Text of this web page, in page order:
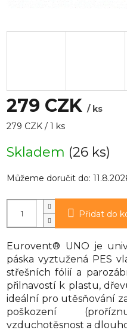
279 CZK/ ks
Měrná
279 CZK / 1 ks
Skladem (26 ks)
Můžeme doručit do:
Přidat do
Eurovent® UNO je
páska vyztužená PES
střešních fólií a
přilnavostí k plastu,
ideální pro utěsňování
poškození
vzduchotěsnost a